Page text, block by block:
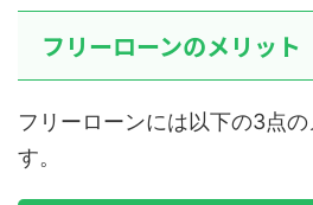
フリーローンのメリット
フリーローンには以下の3点
す。